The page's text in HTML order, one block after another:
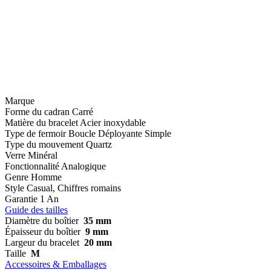
Marque
Forme du cadran Carré
Matière du bracelet Acier inoxydable
Type de fermoir Boucle Déployante Simple
Type du mouvement Quartz
Verre Minéral
Fonctionnalité Analogique
Genre Homme
Style Casual, Chiffres romains
Garantie 1 An
Guide des tailles
Diamètre du boîtier 35 mm
Épaisseur du boîtier 9 mm
Largeur du bracelet 20 mm
Taille M
Accessoires & Emballages